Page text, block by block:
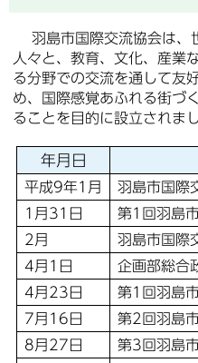
羽島市国際交流協会は、
人々と、教育、文化、産業
る分野での交流を通して友
め、国際感覚あふれる街づ
ることを目的に設立されまし
年月日
平成9年1月
羽島市国際
1月31日
第1回羽島
2月
羽島市国際
4月1日
企画部総合
4月23日
第1回羽島
7月16日
第2回羽島
8月27日
第3回羽島